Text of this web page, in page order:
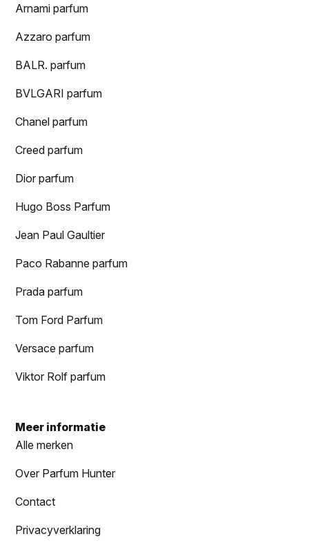
Arnami parfum
Azzaro parfum
BALR. parfum
BVLGARI parfum
Chanel parfum
Creed parfum
Dior parfum
Hugo Boss Parfum
Jean Paul Gaultier
Paco Rabanne parfum
Prada parfum
Tom Ford Parfum
Versace parfum
Viktor Rolf parfum
Meer informatie
Alle merken
Over Parfum Hunter
Contact
Privacyverklaring